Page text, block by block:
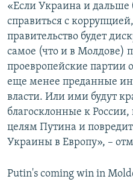
«Если Украина и дальше
справиться с
правительство будет
самое (что и в Молдове)
проевропейские партии
еще менее преданные
власти. Или ими будут
благосклонные к России,
целям Путина и
Украины в Европу», –
Putin's coming win in